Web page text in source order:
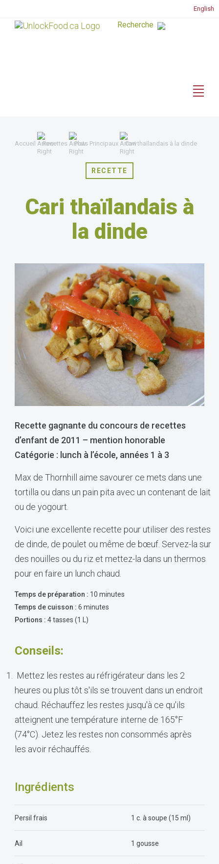
English
Accueil Recettes Plats Principaux Cari thaïlandais à la dinde
RECETTE
Cari thaïlandais à
la dinde
Recette gagnante du concours de recettes
d’enfant de 2011 – mention honorable
Catégorie : lunch à l’école, années 1 à 3
Max de Thornhill aime savourer ce mets dans une
tortilla ou dans un pain pita avec un contenant de lait
ou de yogourt.
Voici une excellente recette pour utiliser des restes
de dinde, de poulet ou même de bœuf. Servez-la sur
des nouilles ou du riz et mettez-la dans un thermos
pour en faire un lunch chaud.
Temps de préparation : 10 minutes
Temps de cuisson : 6 minutes
Portions : 4 tasses (1 L)
Conseils:
Mettez les restes au réfrigérateur dans les 2
heures ou plus tôt s'ils se trouvent dans un endroit
chaud. Réchauffez les restes jusqu'à ce qu'ils
atteignent une température interne de 165°F
(74°C). Jetez les restes non consommés après
les avoir réchauffés.
Ingrédients
Persil frais 1 c. à soupe (15 ml)
Ail 1 gousse